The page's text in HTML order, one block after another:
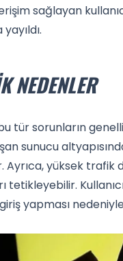
sağlayan
NEDENLER
tür sorunların
sunucu
Ayrıca, yüksek trafik
tetikleyebilir.
yapması